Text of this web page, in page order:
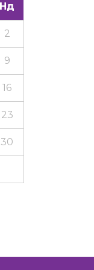
Нд
2
9
16
23
30